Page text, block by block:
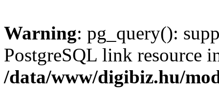
Warning: pg_query():
PostgreSQL link resource
/data/www/digibiz.hu/